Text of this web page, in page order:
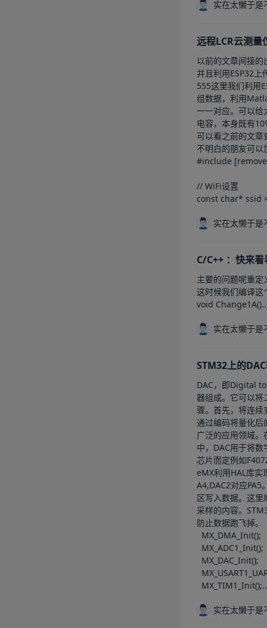
实在太懒于是
远程LCR云测量
以前的文章间接
并且利用ESP32
555这里我们利用
组数据，利用
一一对应。可以给
电容，本身既有
可以看之前的文章
不明白的朋友可以
#include
// WiFi设置
const char*
实在太懒于是
C/C++ ：快来
这时候我们编译
void
实在太懒于是
STM32上的
DAC，即Digital
器组成。它可以将
骤。首先，将连续
通过编码将量化后
广泛的应用领域
中，DAC用于将
芯片而定例如
eMX利用HAL库实
A4,DAC2对应
区写入数据。这
采样的内容。
防止数据跑飞掉。
实在太懒于是